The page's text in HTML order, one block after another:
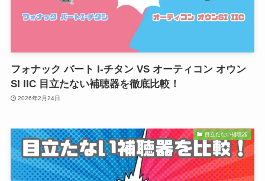
フォナック バート I-チタン VS オーティコン オウン
SI IIC 目立たない補聴器を徹底比較！
2026年2月24日
目立たない補聴器